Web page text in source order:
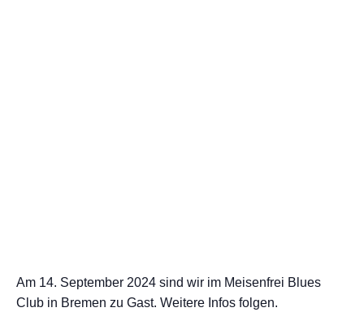
Am 14. September 2024 sind wir im Meisenfrei Blues
Club in Bremen zu Gast. Weitere Infos folgen.